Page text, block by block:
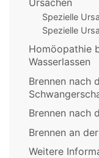
Ursachen
Spezielle
Spezielle
Homöopathie
Wasserlassen
Brennen nach
Brennen nach
Brennen an
Weitere